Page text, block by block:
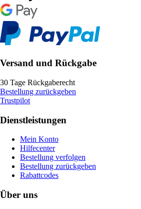
Versand und Rückgabe
30 Tage Rückgaberecht
Bestellung zurückgeben
Trustpilot
Dienstleistungen
Mein Konto
Hilfecenter
Bestellung verfolgen
Bestellung zurückgeben
Rabattcodes
Über uns